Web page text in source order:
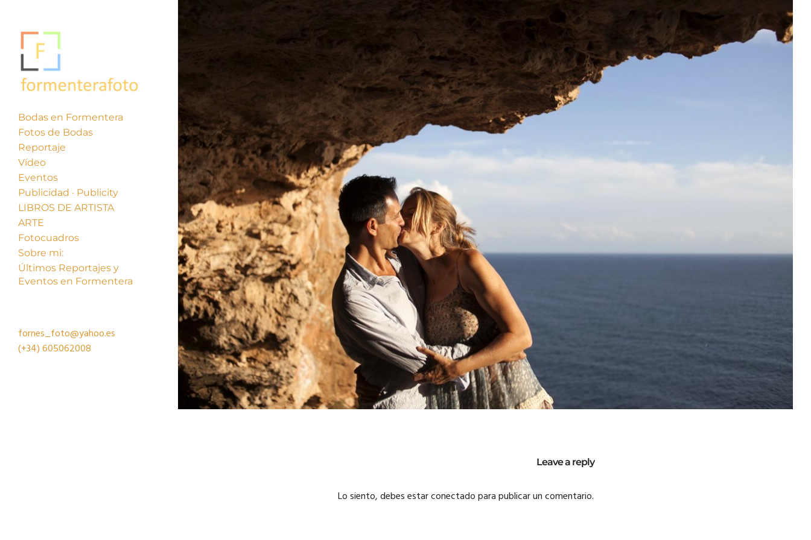
Bodas en Formentera
Fotos de Bodas
Reportaje
Vídeo
Eventos
Publicidad · Publicity
LIBROS DE ARTISTA
ARTE
Fotocuadros
Sobre mi:
Últimos Reportajes y
Eventos en Formentera
fornes_foto@yahoo.es
(+34)605062008
Leave a reply
Lo siento, debes estarconectadopara publicar un comentario.